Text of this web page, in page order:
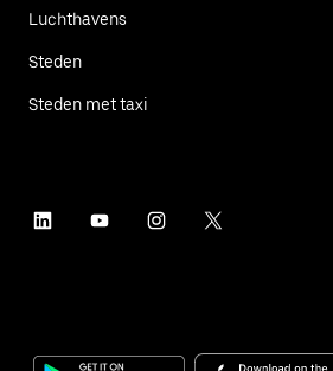
Luchthavens
Steden
Steden met taxi